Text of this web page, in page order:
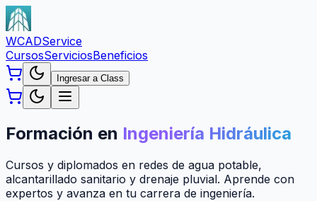
WCADService
CursosServiciosBeneficios
Ingresar a Class
Formación en Ingeniería Hidráulica
Cursos y diplomados en redes de agua potable,
alcantarillado sanitario y drenaje pluvial. Aprende con
expertos y avanza en tu carrera de ingeniería.